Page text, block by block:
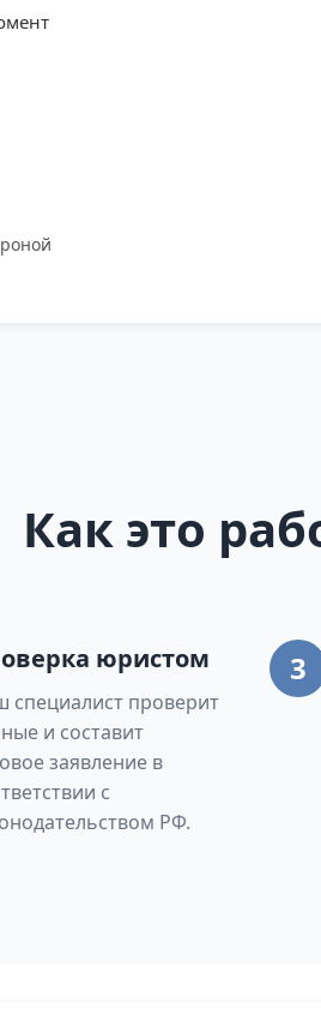
Как это
юристом
специалист проверит
и составит
заявление в
с
РФ.
3